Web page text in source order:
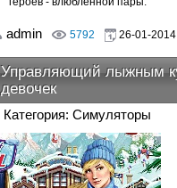
admin 5792 26-01-
Управляющий лыжным
девочек
Категория: Симуляторы